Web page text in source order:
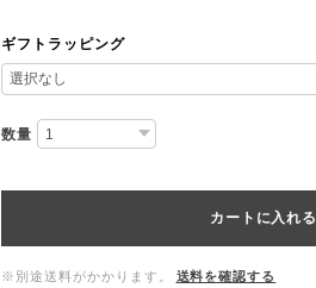
ギフトラッピング
数量
カートに入れる
※別途送料がかかります。
送料を確認する